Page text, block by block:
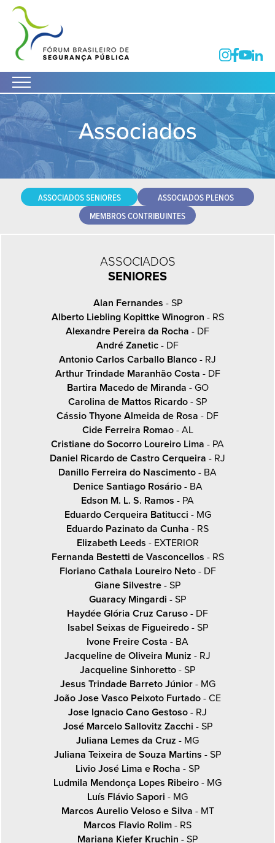
Associados
ASSOCIADOS SENIORES
ASSOCIADOS PLENOS
MEMBROS CONTRIBUINTES
ASSOCIADOS
SENIORES
Alan Fernandes - SP
Alberto Liebling Kopittke Winogron - RS
Alexandre Pereira da Rocha - DF
André Zanetic- DF
Antonio Carlos Carballo Blanco- RJ
Arthur Trindade Maranhão Costa - DF
Bartira Macedo de Miranda - GO
Carolina de Mattos Ricardo- SP
Cássio Thyone Almeida de Rosa - DF
Cide Ferreira Romao- AL
Cristiane do Socorro Loureiro Lima - PA
Daniel Ricardo de Castro Cerqueira - RJ
Danillo Ferreira do Nascimento- BA
Denice Santiago Rosário- BA
Edson M. L. S. Ramos - PA
Eduardo Cerqueira Batitucci - MG
Eduardo Pazinato da Cunha - RS
Elizabeth Leeds - EXTERIOR
Fernanda Bestetti de Vasconcellos - RS
Floriano Cathala Loureiro Neto- DF
Giane Silvestre- SP
Guaracy Mingardi - SP
Haydée Glória Cruz Caruso- DF
Isabel Seixas de Figueiredo- SP
Ivone Freire Costa - BA
Jacqueline de Oliveira Muniz - RJ
Jacqueline Sinhoretto- SP
Jesus Trindade Barreto Júnior- MG
João Jose Vasco Peixoto Furtado- CE
Jose Ignacio Cano Gestoso- RJ
José Marcelo Sallovitz Zacchi - SP
Juliana Lemes da Cruz - MG
Juliana Teixeira de Souza Martins - SP
Livio José Lima e Rocha - SP
Ludmila Mendonça Lopes Ribeiro- MG
Luís Flávio Sapori - MG
Marcos Aurelio Veloso e Silva - MT
Marcos Flavio Rolim- RS
Mariana Kiefer Kruchin - SP